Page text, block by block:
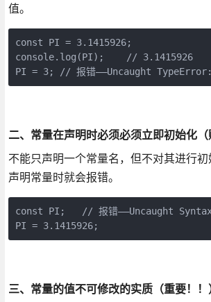
值。
const PI = 3.1415926;
console.log(PI);    // 3.1415926
PI = 3; // 报错——Uncaught
二、常量在声明时必须必须立即初始化（
不能只声明一个常量名，但不对其进行
声明常量时就会报错。
const PI;   // 报错——Uncaught
PI = 3.1415926;
三、常量的值不可修改的实质（重要！！